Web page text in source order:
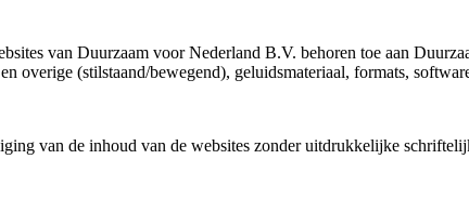
van Duurzaam voor Nederland B.V. behoren toe aan
overige (stilstaand/bewegend), geluidsmateriaal, formats,
van de inhoud van de websites zonder uitdrukkelijke